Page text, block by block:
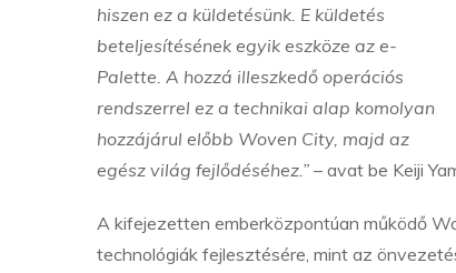
hiszen ez a küldetésünk. E küldetés
beteljesítésének egyik eszköze az e-
Palette. A hozzá illeszkedő operációs
rendszerrel ez a technikai alap komolyan
hozzájárul előbb Woven City, majd az
egész világ fejlődéséhez.” – avat be Keiji
A kifejezetten emberközpontúan működő
technológiák fejlesztésére, mint az